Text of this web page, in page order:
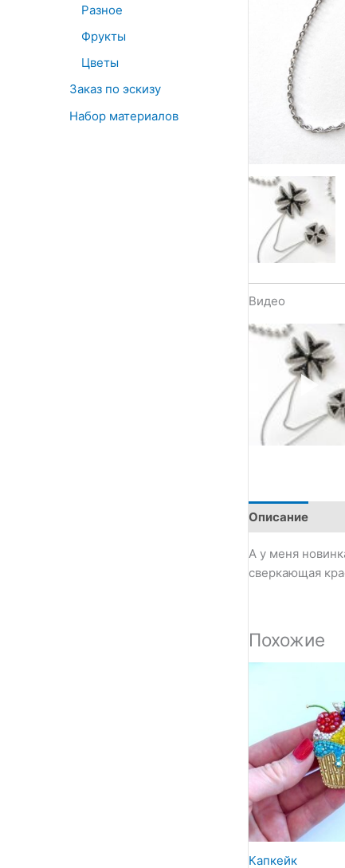
Разное
Фрукты
Цветы
Заказ по эскизу
Набор материалов
Видео
Описание
А у меня
сверкающая
Похожие
Капкейк